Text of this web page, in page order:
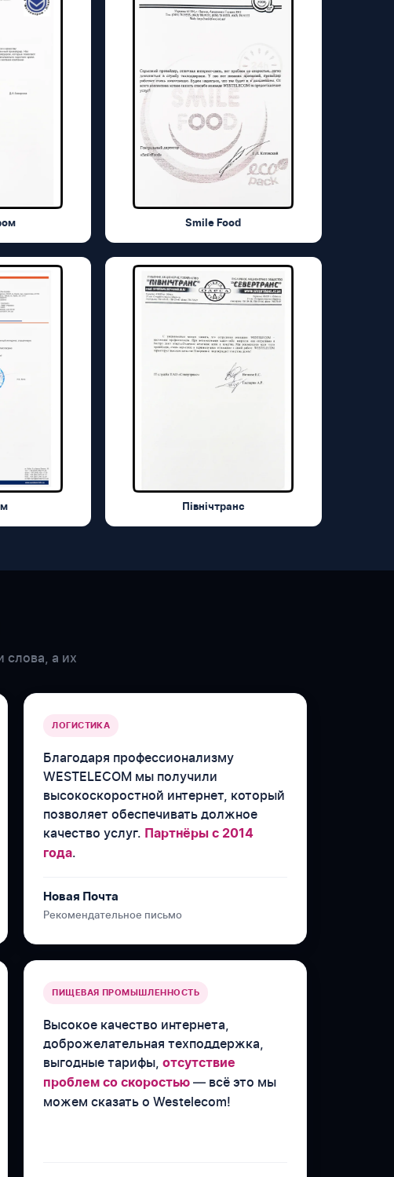
Smile Food
Північтранс
слова, а их
ЛОГИСТИКА
Благодаря профессионализму
WESTELECOM мы получили
высокоскоростной интернет, который
позволяет обеспечивать должное
качество услуг. Партнёры с 2014
года.
Новая Почта
Рекомендательное письмо
ПИЩЕВАЯ ПРОМЫШЛЕННОСТЬ
Высокое качество интернета,
доброжелательная техподдержка,
выгодные тарифы,отсутствие
проблем со скоростью — всё это мы
можем сказать о Westelecom!